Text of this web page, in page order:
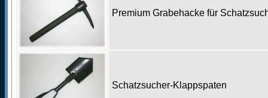
Premium Grabehacke für
Schatzsucher-Klappspaten